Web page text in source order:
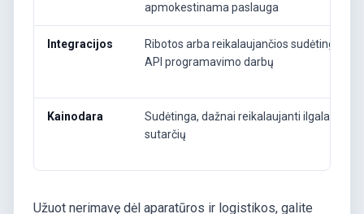
apmokestinama paslauga
Integracijos
Ribotos arba reikalaujančios sudėtingų
API programavimo darbų
Kainodara
Sudėtinga, dažnai reikalaujanti ilgalaikių
sutarčių
Užuot nerimavę dėl aparatūros ir logistikos, galite